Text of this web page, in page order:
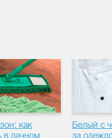
как
в дачном
Белый с
за